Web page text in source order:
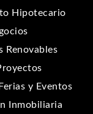
Hipotecario
Renovables
Ferias y Eventos
Inmobiliaria